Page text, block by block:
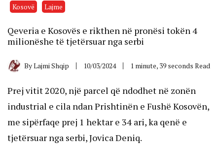
Kosovë Lajme
Qeveria e Kosovës e rikthen në pronësi tokën 4
milionëshe të tjetërsuar nga serbi
ByLajmi Shqip 10/03/2024 1 minute, 39 seconds Read
Prej vitit 2020, një parcel që ndodhet në zonën
industrial e cila ndan Prishtinën e Fushë Kosovën,
me sipërfaqe prej 1 hektar e 34 ari, ka qenë e
tjetërsuar nga serbi, Jovica Deniq.